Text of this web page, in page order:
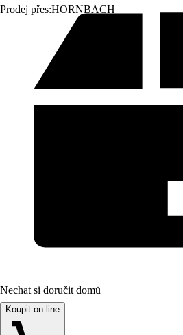
Prodej přes:HORNBACH
Nechat si doručit domů
Koupit on-line